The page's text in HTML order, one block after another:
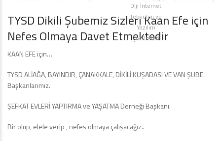
TYSD Dikili Şubemiz Sizleri Kaan Efe için
Nefes Olmaya Davet Etmektedir
KAAN EFE için…
TYSD ALİAĞA, BAYINDIR, ÇANAKKALE, DİKİLİ KUŞADASI VE VAN ŞUBE
Başkanlarımız.
ŞEFKAT EVLERİ YAPTIRMA ve YAŞATMA Derneği Başkanı.
Bir olup, elele verip , nefes olmaya çalışacağız..
Diji İnternet
Teknoloji ve
Yazılım
Çözümleri